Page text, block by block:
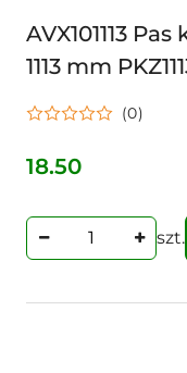
AVX101113
1113 mm
(0)
Cena:
18.50
szt.